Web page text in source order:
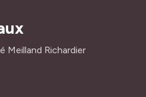
Meilland Richardier